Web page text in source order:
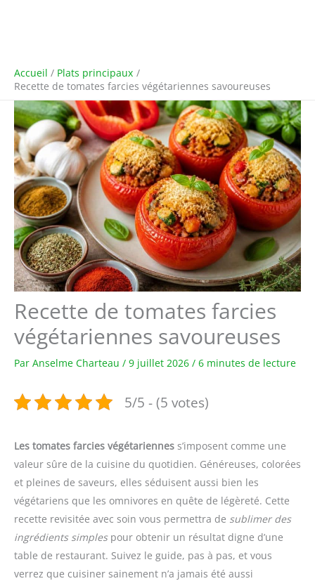
Accueil
Plats principaux
Recette de tomates farcies végétariennes savoureuses
Recette de tomates farcies
végétariennes savoureuses
Par Anselme Charteau / 9 juillet 2026 / 6 minutes de lecture
5/5 - (5 votes)
Les tomates farcies végétariennes s’imposent comme une
valeur sûre de la cuisine du quotidien. Généreuses, colorées
et pleines de saveurs, elles séduisent aussi bien les
végétariens que les omnivores en quête de légèreté. Cette
recette revisitée avec soin vous permettra de sublimer des
ingrédients simplespour obtenir un résultat digne d’une
table de restaurant. Suivez le guide, pas à pas, et vous
verrez que cuisiner sainement n’a jamais été aussi